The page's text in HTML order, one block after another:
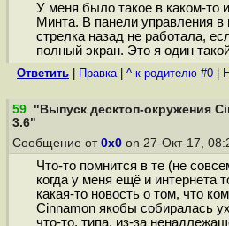
У меня было такое в каком-то
Минта. В панели управления в
стрелка назад не работала,
полный экран. Это я один
Ответить Правка| ^ к родителю #0
59. "Выпуск десктоп-окружения
3.6"
Сообщение от 0x0 on 27-Окт-17,
Что-то помнится в те (не
когда у меня ещё и интернета
какая-то новость о том, что
Cinnamon якобы собиралась
что-то, типа, из-за